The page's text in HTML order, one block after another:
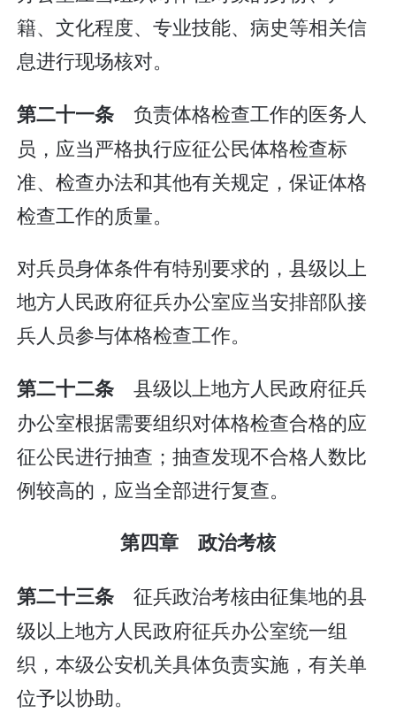
籍、文化程度、专业技能、病史等相关信
息进行现场核对。
第二十一条 负责体格检查工作的医务人
员，应当严格执行应征公民体格检查标
准、检查办法和其他有关规定，保证体格
检查工作的质量。
对兵员身体条件有特别要求的，县级以上
地方人民政府征兵办公室应当安排部队接
兵人员参与体格检查工作。
第二十二条 县级以上地方人民政府征兵
办公室根据需要组织对体格检查合格的应
征公民进行抽查；抽查发现不合格人数比
例较高的，应当全部进行复查。
第四章 政治考核
第二十三条 征兵政治考核由征集地的县
级以上地方人民政府征兵办公室统一组
织，本级公安机关具体负责实施，有关单
位予以协助。